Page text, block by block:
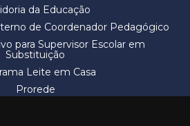
da Educação
de Coordenador Pedagógico
para Supervisor Escolar em
Substituição
Leite em Casa
Prorede